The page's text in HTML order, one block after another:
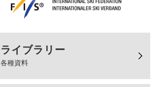
ライブラリー
各種資料